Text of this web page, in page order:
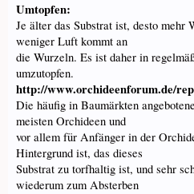
Umtopfen:
Je älter das Substrat ist, desto mehr
weniger Luft kommt an
die Wurzeln. Es ist daher in
umzutopfen.
http://www.orchideenforum.de/
Die häufig in Baumärkten
meisten Orchideen und
vor allem für Anfänger in der
Hintergrund ist, das dieses
Substrat zu torfhaltig ist, und sehr
wiederum zum Absterben